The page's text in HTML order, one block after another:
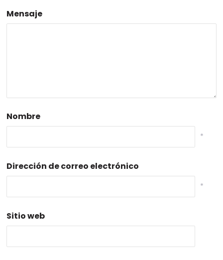
Mensaje
Nombre
*
Dirección de correo electrónico
*
Sitio web